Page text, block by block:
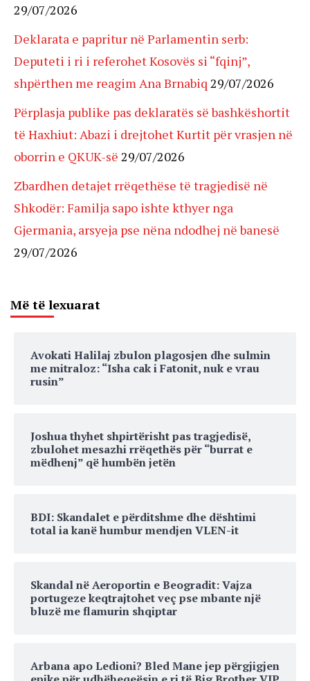
29/07/2026
Deklarata e papritur në Parlamentin serb:
Deputeti i ri i referohet Kosovës si “fqinj”,
shpërthen me reagim Ana Brnabiq 29/07/2026
Përplasja publike pas deklaratës së bashkëshortit
të Haxhiut: Abazi i drejtohet Kurtit për vrasjen në
oborrin e QKUK-së 29/07/2026
Zbardhen detajet rrëqethëse të tragjedisë në
Shkodër: Familja sapo ishte kthyer nga
Gjermania, arsyeja pse nëna ndodhej në banesë
29/07/2026
Më të lexuarat
Avokati Halilaj zbulon plagosjen dhe sulmin
me mitraloz: “Isha cak i Fatonit, nuk e vrau
rusin”
Joshua thyhet shpirtërisht pas tragjedisë,
zbulohet mesazhi rrëqethës për “burrat e
mëdhenj” që humbën jetën
BDI: Skandalet e përditshme dhe dështimi
total ia kanë humbur mendjen VLEN-it
Skandal në Aeroportin e Beogradit: Vajza
portugeze keqtrajtohet veç pse mbante një
bluzë me flamurin shqiptar
Arbana apo Ledioni? Bled Mane jep përgjigjen